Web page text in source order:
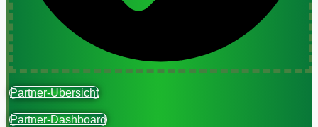
Partner-Übersicht
Partner-Dashboard